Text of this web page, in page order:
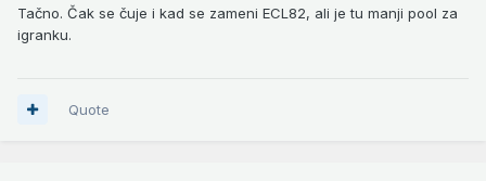
Tačno. Čak se čuje i kad se zameni ECL82, ali je tu manji pool za
igranku.
Quote